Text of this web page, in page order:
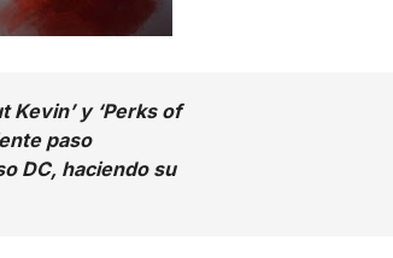
Kevin’ y ‘Perks of
paso
DC, haciendo su